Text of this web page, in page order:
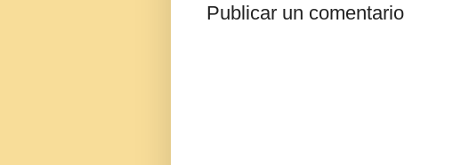
Publicar un comentario